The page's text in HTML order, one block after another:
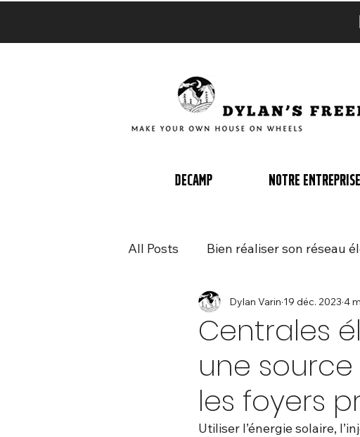
Decamp Notre entreprise
All Posts Bien réaliser son réseau
Acheter un van d'occasion
Centrales
une
les foyers
Dylan Varin 19 déc. 2023 4
Utiliser l’énergie solaire,